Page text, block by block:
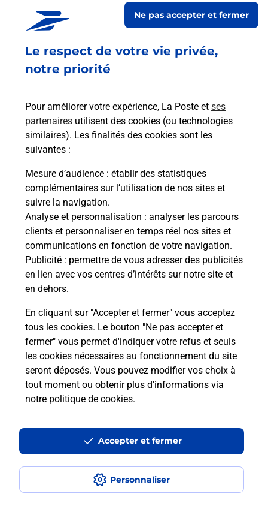
Le respect de votre vie privée,
notre priorité
Pour améliorer votre expérience, La Poste et ses
partenaires utilisent des cookies (ou technologies
similaires). Les finalités des cookies sont les
suivantes :
Mesure d’audience : établir des statistiques
complémentaires sur l’utilisation de nos sites et
suivre la navigation.
Analyse et personnalisation : analyser les parcours
clients et personnaliser en temps réel nos sites et
communications en fonction de votre navigation.
Publicité : permettre de vous adresser des publicités
en lien avec vos centres d’intérêts sur notre site et
en dehors.
En cliquant sur "Accepter et fermer" vous acceptez
tous les cookies. Le bouton "Ne pas accepter et
fermer" vous permet d'indiquer votre refus et seuls
les cookies nécessaires au fonctionnement du site
seront déposés. Vous pouvez modifier vos choix à
tout moment ou obtenir plus d'informations via
notre politique de cookies.
Personnaliser
Ne pas accepter et fermer
Accepter et fermer
jusqu'à 23h59
BOULEVARD DU PRE BIOLLAT
74200 ANTHY SUR LEMAN
Malin !
La Poste
en ligne
Ouvert 24h/24
En savoir plus
MARGENCEL
LEMAN PARE BRISE
Accessibilité : partiellement conforme
Conditions contractuelles
Mentions légales